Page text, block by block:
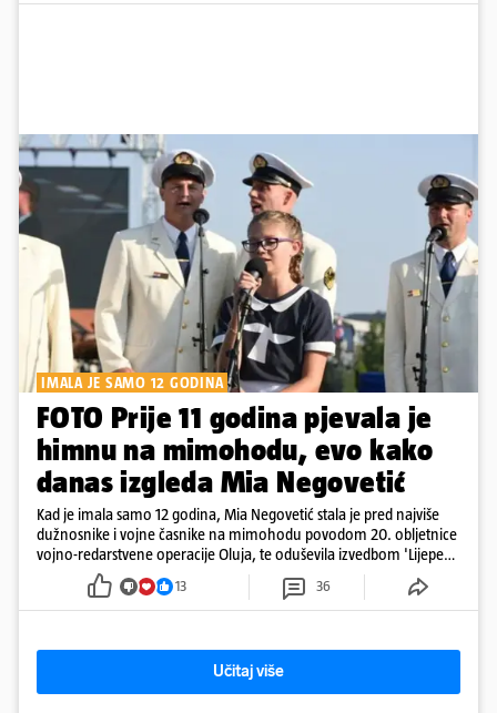
IMALA JE SAMO 12 GODINA
FOTO Prije 11 godina pjevala je
himnu na mimohodu, evo kako
danas izgleda Mia Negovetić
Kad je imala samo 12 godina, Mia Negovetić stala je pred najviše
dužnosnike i vojne časnike na mimohodu povodom 20. obljetnice
vojno-redarstvene operacije Oluja, te oduševila izvedbom 'Lijepe
13 36
Učitaj više